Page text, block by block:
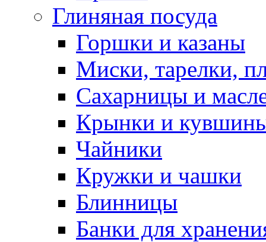
Глиняная посуда
Горшки и казаны
Миски, тарелки,
Сахарницы и
Крынки и
Чайники
Кружки и чашки
Блинницы
Банки для